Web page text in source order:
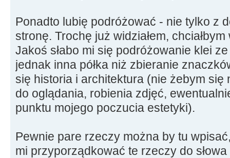
Ponadto lubię podróżować - nie tylko z
stronę. Trochę już widziałem,
Jakoś słabo mi się podróżowanie klei
jednak inna półka niż zbieranie
się historia i architektura (nie żebym się
do oglądania, robienia zdjęć,
punktu mojego poczucia estetyki).
Pewnie pare rzeczy można by tu
mi przyporządkować te rzeczy do